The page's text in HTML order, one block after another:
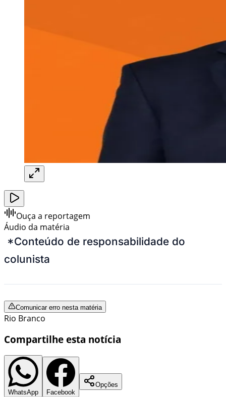
Ouça a reportagem
Áudio da matéria
*Conteúdo de responsabilidade do
colunista
Comunicar erro nesta matéria
Rio Branco
Compartilhe esta notícia
WhatsApp Facebook
Opções